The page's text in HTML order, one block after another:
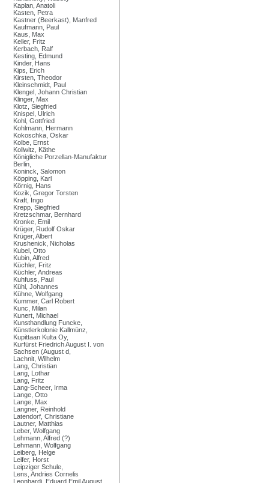
Kaplan, Anatoli
Kasten, Petra
Kastner (Beerkast), Manfred
Kaufmann, Paul
Kaus, Max
Keller, Fritz
Kerbach, Ralf
Kesting, Edmund
Kinder, Hans
Kips, Erich
Kirsten, Theodor
Kleinschmidt, Paul
Klengel, Johann Christian
Klinger, Max
Klotz, Siegfried
Knispel, Ulrich
Kohl, Gottfried
Kohlmann, Hermann
Kokoschka, Oskar
Kolbe, Ernst
Kollwitz, Käthe
Königliche Porzellan-Manufaktur
Berlin,
Koninck, Salomon
Köpping, Karl
Körnig, Hans
Kozik, Gregor Torsten
Kraft, Ingo
Krepp, Siegfried
Kretzschmar, Bernhard
Kronke, Emil
Krüger, Rudolf Oskar
Krüger, Albert
Krushenick, Nicholas
Kubel, Otto
Kubin, Alfred
Küchler, Fritz
Küchler, Andreas
Kuhfuss, Paul
Kühl, Johannes
Kühne, Wolfgang
Kummer, Carl Robert
Kunc, Milan
Kunert, Michael
Kunsthandlung Funcke,
Künstlerkolonie Kallmünz,
Kupittaan Kulta Oy,
Kurfürst Friedrich August I. von
Sachsen (August d,
Lachnit, Wilhelm
Lang, Christian
Lang, Lothar
Lang, Fritz
Lang-Scheer, Irma
Lange, Otto
Lange, Max
Langner, Reinhold
Latendorf, Christiane
Lautner, Matthias
Leber, Wolfgang
Lehmann, Alfred (?)
Lehmann, Wolfgang
Leiberg, Helge
Leifer, Horst
Leipziger Schule,
Lens, Andries Cornelis
Leonhardi, Eduard Emil August